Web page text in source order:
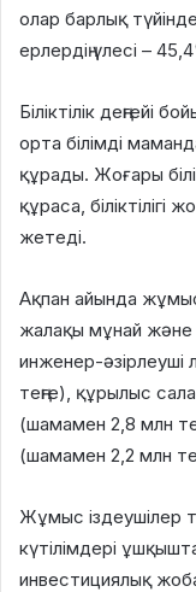
олар барлық
ерлердің үлесі –
Біліктілік деңгейі
орта білімді
құрады. Жоғары
құраса,
жетеді.
Ақпан айында
жалақы мұнай және
инженер-
теңге), құрылыс
(шамамен 2,8 млн
(шамамен 2,2 млн
Жұмыс іздеушілер
күтілімдері
инвестициялық